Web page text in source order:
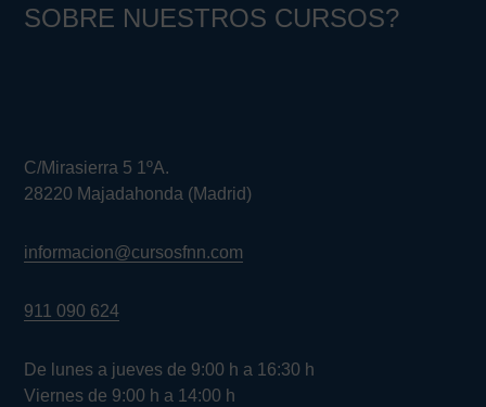
SOBRE NUESTROS CURSOS?
C/Mirasierra 5 1ºA.
28220 Majadahonda (Madrid)
informacion@cursosfnn.com
911 090 624
De lunes a jueves de 9:00 h a 16:30 h
Viernes de 9:00 h a 14:00 h